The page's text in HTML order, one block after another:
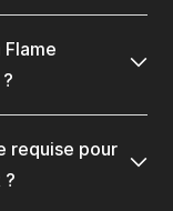
requise pour
?